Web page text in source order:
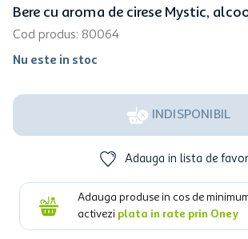
Bere cu aroma de cirese Mystic,
Cod produs: 80064
Nu este in stoc
INDISPONIBIL
Adauga in lista de
Adauga produse in cos de
activezi plata in rate prin Oney